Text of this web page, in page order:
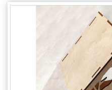
Ajándék Ötletek Férfiaknak
Ajándék Gyerekeknek
Családtagoknak